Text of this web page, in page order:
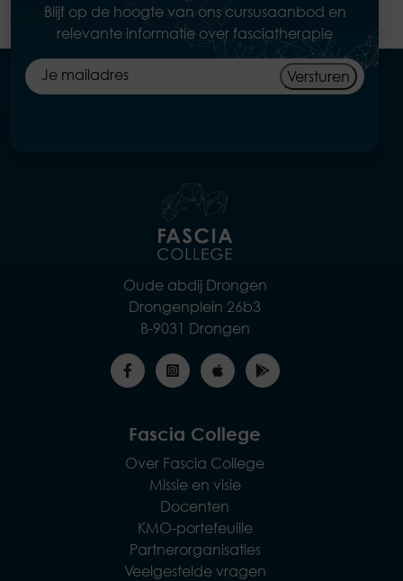
Blijf op de hoogte van ons cursusaanbod en
relevante informatie over fasciatherapie
Versturen
Oude abdij Drongen
Drongenplein 26b3
B-9031 Drongen
Fascia College
Over Fascia College
Missie en visie
Docenten
KMO-portefeuille
Partnerorganisaties
Veelgestelde vragen